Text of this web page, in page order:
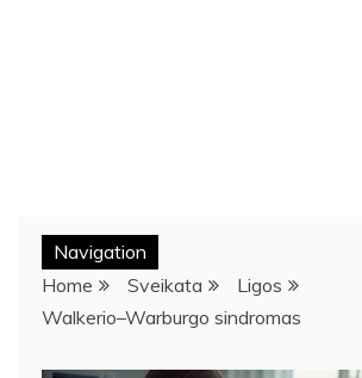
Navigation
Home
Sveikata
Ligos
Walkerio–Warburgo sindromas